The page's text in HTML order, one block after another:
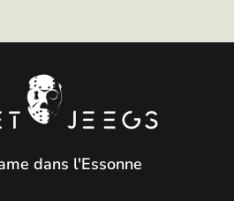
dans l'Essonne